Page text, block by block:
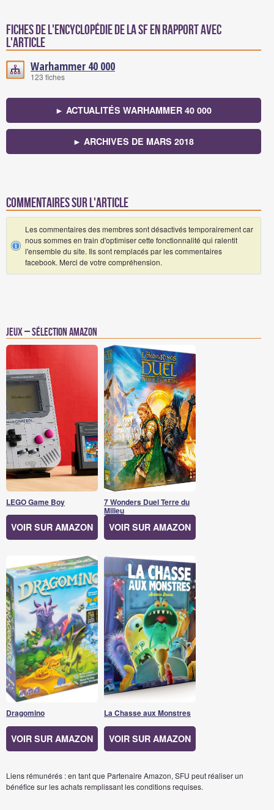
Fiches de l'encyclopédie de la SF en rapport avec
l'article
Warhammer 40 000
123 fiches
► ACTUALITÉS WARHAMMER 40 000
► ARCHIVES DE MARS 2018
Commentaires sur l'article
Les commentaires des membres sont désactivés temporairement car
nous sommes en train d'optimiser cette fonctionnalité qui ralentit
l'ensemble du site. Ils sont remplacés par les commentaires
facebook. Merci de votre compréhension.
Jeux – Sélection Amazon
LEGO Game Boy
VOIR SUR AMAZON
7 Wonders Duel Terre du
Milieu
VOIR SUR AMAZON
Dragomino
VOIR SUR AMAZON
La Chasse aux Monstres
VOIR SUR AMAZON
Liens rémunérés : en tant que Partenaire Amazon, SFU peut réaliser un
bénéfice sur les achats remplissant les conditions requises.